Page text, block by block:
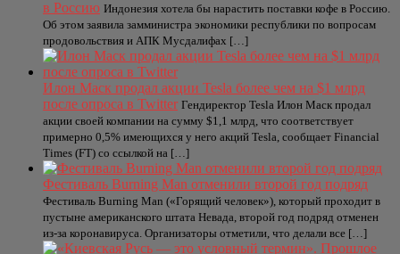
в Россию Индонезия хотела бы нарастить поставки кофе в Россию.
Об этом заявила замминистра экономики республики по вопросам
продовольствия и АПК Мусдалифах […]
Илон Маск продал акции Tesla более чем на $1 млрд
после опроса в Twitter Гендиректор Tesla Илон Маск продал
акции своей компании на сумму $1,1 млрд, что соответствует
примерно 0,5% имеющихся у него акций Tesla, сообщает Financial
Times (FT) со ссылкой на […]
Фестиваль Burning Man отменили второй год подряд
Фестиваль Burning Man («Горящий человек»), который проходит в
пустыне американского штата Невада, второй год подряд отменен
из-за коронавируса. Организаторы отметили, что делали все […]